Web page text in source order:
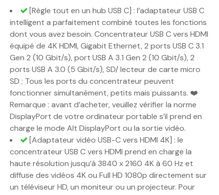
[Règle tout en un hub USB C] : l’adaptateur USB C
intelligent a parfaitement combiné toutes les fonctions
dont vous avez besoin. Concentrateur USB C vers HDMI
équipé de 4K HDMI, Gigabit Ethernet, 2 ports USB C 3.1
Gen 2 (10 Gbit/s), port USB A 3.1 Gen 2 (10 Gbit/s), 2
ports USB A 3.0 (5 Gbit/s), SD/ lecteur de carte micro
SD ; Tous les ports du concentrateur peuvent
fonctionner simultanément, petits mais puissants. ❤️
Remarque : avant d’acheter, veuillez vérifier la norme
DisplayPort de votre ordinateur portable s’il prend en
charge le mode Alt DisplayPort ou la sortie vidéo.
[Adaptateur vidéo USB-C vers HDMI 4K] : le
concentrateur USB C vers HDMI prend en charge la
haute résolution jusqu’à 3840 x 2160 4K à 60 Hz et
diffuse des vidéos 4K ou Full HD 1080p directement sur
un téléviseur HD, un moniteur ou un projecteur. Pour